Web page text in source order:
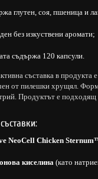
глутен, соя, пшеница и
без изкуствени аромати;
съдържа 120 капсули.
съставка в продукта е
от пилешки хрущял.
Продуктът е
NeoCell Chicken
киселина (като